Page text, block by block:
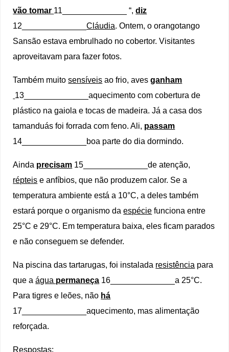
vão tomar 11______________ “,diz
12______________Cláudia . Ontem, o orangotango
Sansão estava embrulhado no cobertor. Visitantes
aproveitavam para fazer fotos.
Também muitosensíveis ao frio, avesganham
13______________aquecimento com cobertura de
plástico na gaiola e tocas de madeira. Já a casa dos
tamanduás foi forrada com feno. Ali, passam
14______________boa parte do dia dormindo.
Ainda precisam 15______________de atenção,
répteis e anfíbios, que não produzem calor. Se a
temperatura ambiente está a 10°C, a deles também
estará porque o organismo daespécie funciona entre
25°C e 29°C. Em temperatura baixa, eles ficam parados
e não conseguem se defender.
Na piscina das tartarugas, foi instalada resistência para
que aágua permaneça 16______________a 25°C.
Para tigres e leões, não há
17______________aquecimento, mas alimentação
reforçada.
Respostas: